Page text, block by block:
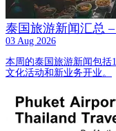
泰国旅游新闻汇总 –
03 Aug 2026
本周的泰国旅游新闻包括
文化活动和新业务开业。